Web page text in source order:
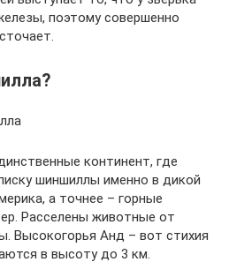
поэтому совершенно
континент, где
шиншиллы именно в дикой
а точнее – горные
Расселены животные от
Высокогорья Анд – вот стихия
в высоту до 3 км.